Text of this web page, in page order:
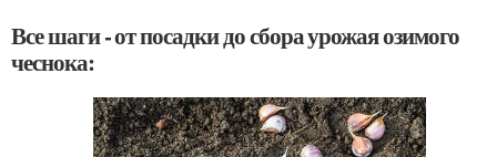
Все шаги - от посадки до сбора урожая озимого
чеснока: